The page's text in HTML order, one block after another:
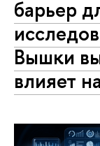
барьер
Вышки
влияет